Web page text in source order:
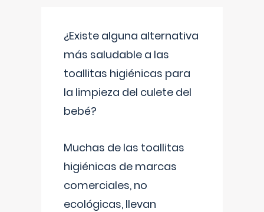
¿Existe alguna alternativa
más saludable a las
toallitas higiénicas para
la limpieza del culete del
bebé?
Muchas de las toallitas
higiénicas de marcas
comerciales, no
ecológicas, llevan